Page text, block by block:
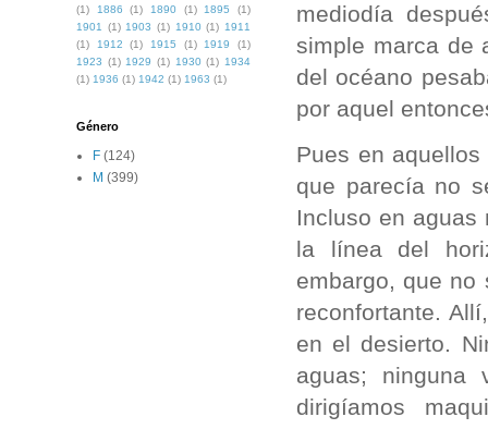
mediodía
simple marca de
del océano
por aquel
Pues en
que parecía no
Incluso en aguas
la línea del
embargo, que no
reconfortante.
en el desierto.
aguas; ninguna
dirigíamos
(1)
1886 (1) 1890 (1) 1895
(1)
1901 (1) 1903 (1) 1910 (1) 1911
(1)
1912 (1) 1915 (1) 1919
(1)
1923 (1) 1929 (1) 1930 (1) 1934
(1) 1936 (1) 1942 (1) 1963 (1)
Género
F (124)
M (399)